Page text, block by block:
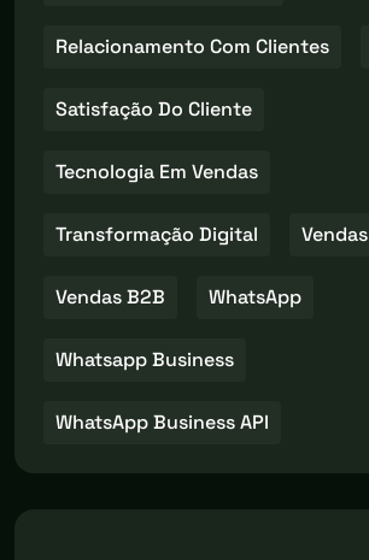
Relacionamento Com Clientes
Satisfação Do Cliente
Tecnologia Em Vendas
Transformação Digital Vendas
Vendas B2B WhatsApp
Whatsapp Business
WhatsApp Business API